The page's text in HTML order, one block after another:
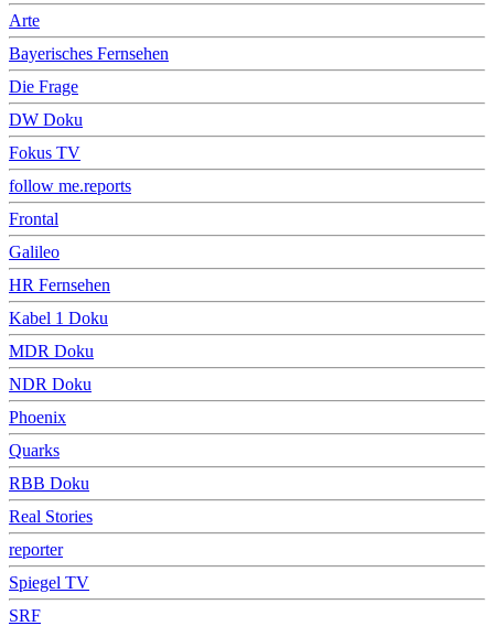
Arte
Bayerisches Fernsehen
Die Frage
DW Doku
Fokus TV
follow me.reports
Frontal
Galileo
HR Fernsehen
Kabel 1 Doku
MDR Doku
NDR Doku
Phoenix
Quarks
RBB Doku
Real Stories
reporter
Spiegel TV
SRF